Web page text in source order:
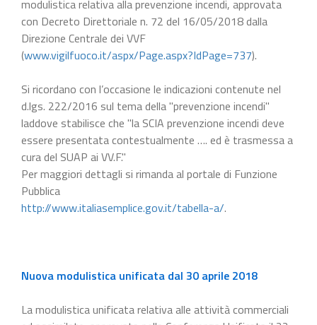
modulistica relativa alla prevenzione incendi, approvata
con Decreto Direttoriale n. 72 del 16/05/2018 dalla
Direzione Centrale dei VVF
(www.vigilfuoco.it/aspx/Page.aspx?IdPage=737).
Si ricordano con l’occasione le indicazioni contenute nel
d.lgs. 222/2016 sul tema della "prevenzione incendi"
laddove stabilisce che "la SCIA prevenzione incendi deve
essere presentata contestualmente …. ed è trasmessa a
cura del SUAP ai VV.F."
Per maggiori dettagli si rimanda al portale di Funzione
Pubblica
http://www.italiasemplice.gov.it/tabella-a/.
Nuova modulistica unificata dal 30 aprile 2018
La modulistica unificata relativa alle attività commerciali